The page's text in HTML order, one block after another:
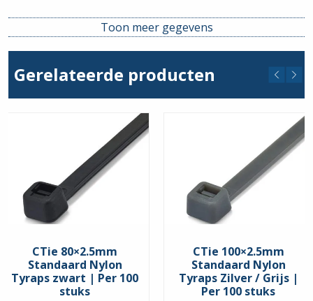
730mm
Toon meer gegevens
Gerelateerde producten
CTie 80×2.5mm
Standaard Nylon
Tyraps zwart | Per 100
stuks
CTie 100×2.5mm
Standaard Nylon
Tyraps Zilver / Grijs |
Per 100 stuks